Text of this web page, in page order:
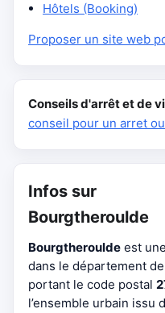
Hôtels (Booking)
Proposer un site web
Conseils d'arrêt et de
conseil pour un arret
Infos sur
Bourgtheroulde
Bourgtheroulde est
dans le département de
portant le code postal
l’ensemble urbain issu